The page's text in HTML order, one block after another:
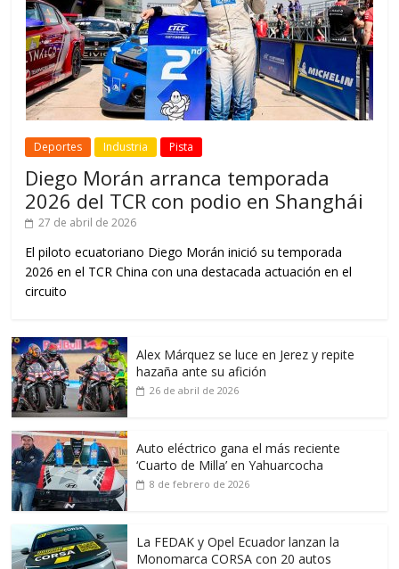
Deportes Industria Pista
Diego Morán arranca temporada
2026 del TCR con podio en Shanghái
27 de abril de 2026
El piloto ecuatoriano Diego Morán inició su temporada
2026 en el TCR China con una destacada actuación en el
circuito
Alex Márquez se luce en Jerez y repite
hazaña ante su afición
26 de abril de 2026
Auto eléctrico gana el más reciente
‘Cuarto de Milla’ en Yahuarcocha
8 de febrero de 2026
La FEDAK y Opel Ecuador lanzan la
Monomarca CORSA con 20 autos